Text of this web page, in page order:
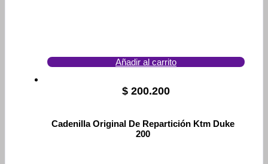
Añadir al carrito
$ 200.200
Cadenilla Original De Repartición Ktm Duke
200